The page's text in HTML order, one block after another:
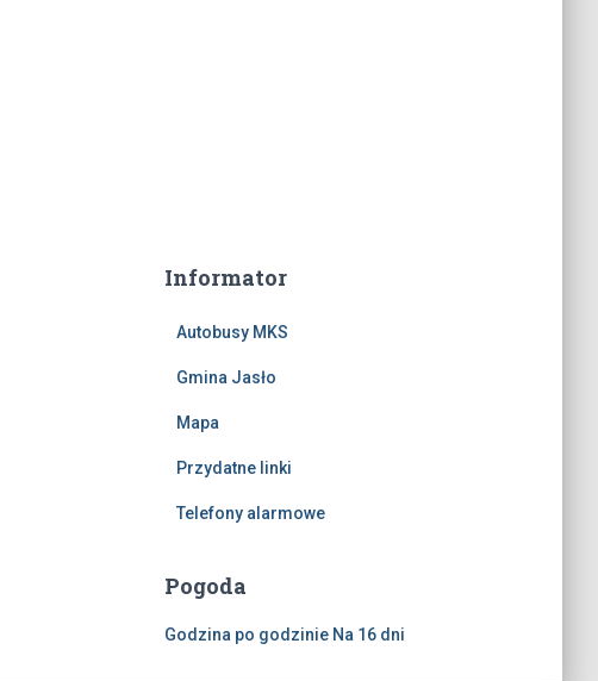
Informator
Autobusy MKS
Gmina Jasło
Mapa
Przydatne linki
Telefony alarmowe
Pogoda
Godzina po godzinie Na 16 dni